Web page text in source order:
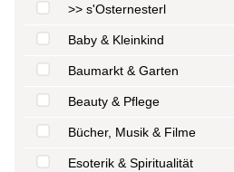
>> s'Osternesterl
Baby & Kleinkind
Baumarkt & Garten
Beauty & Pflege
Bücher, Musik & Filme
Esoterik & Spiritualität